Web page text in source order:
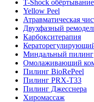
T-Shock обёртывание
Yellow Peel
Атравматическая
Двухфазный
Карбокситерапия
Миндальный пилинг
Омолаживающий
Пилинг BioRePeel
Пилинг PRX-T33
Пилинг Джесснера
Хиромассаж